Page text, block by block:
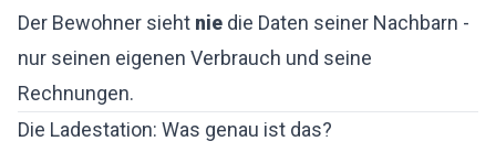
Der Bewohner sieht nie die Daten seiner Nachbarn -
nur seinen eigenen Verbrauch und seine
Rechnungen.
Die Ladestation: Was genau ist das?